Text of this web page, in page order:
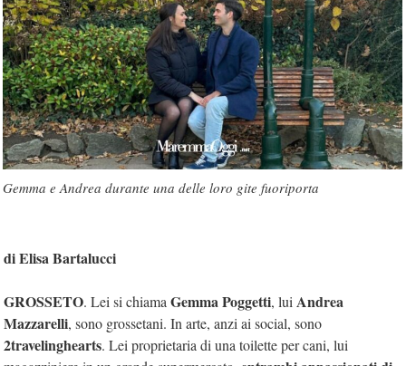
Gemma e Andrea durante una delle loro gite fuoriporta
di Elisa Bartalucci
GROSSETO. Lei si chiama Gemma Poggetti, lui Andrea
Mazzarelli, sono grossetani. In arte, anzi ai social, sono
2travelinghearts. Lei proprietaria di una toilette per cani, lui